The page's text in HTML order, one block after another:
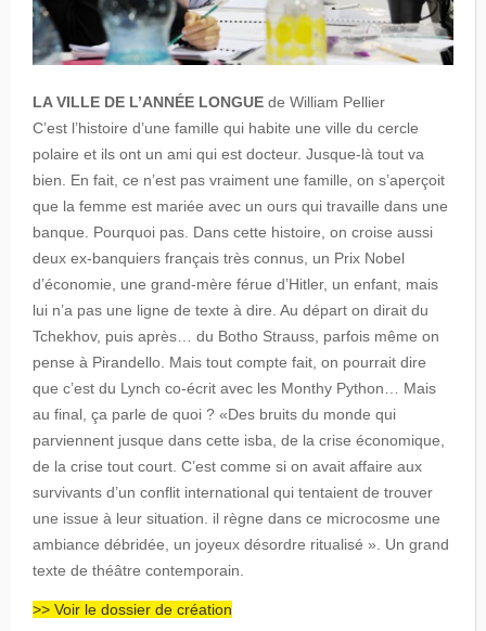
LA VILLE DE L’ANNÉE LONGUE de William Pellier
C’est l’histoire d’une famille qui habite une ville du cercle
polaire et ils ont un ami qui est docteur. Jusque-là tout va
bien. En fait, ce n’est pas vraiment une famille, on s’aperçoit
que la femme est mariée avec un ours qui travaille dans une
banque. Pourquoi pas. Dans cette histoire, on croise aussi
deux ex-banquiers français très connus, un Prix Nobel
d’économie, une grand-mère férue d’Hitler, un enfant, mais
lui n’a pas une ligne de texte à dire. Au départ on dirait du
Tchekhov, puis après… du Botho Strauss, parfois même on
pense à Pirandello. Mais tout compte fait, on pourrait dire
que c’est du Lynch co-écrit avec les Monthy Python… Mais
au final, ça parle de quoi ? «Des bruits du monde qui
parviennent jusque dans cette isba, de la crise économique,
de la crise tout court. C’est comme si on avait affaire aux
survivants d’un conflit international qui tentaient de trouver
une issue à leur situation. il règne dans ce microcosme une
ambiance débridée, un joyeux désordre ritualisé ». Un grand
texte de théâtre contemporain.
>> Voir le dossier de création